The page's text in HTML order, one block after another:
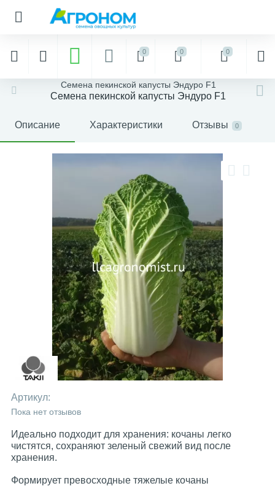
0 0 0
Семена пекинской капусты Эндуро F1
Семена пекинской капусты Эндуро F1
Описание Характеристики Отзывы 0
Артикул:
Пока нет отзывов
Идеально подходит для хранения: кочаны легко
чистятся, сохраняют зеленый свежий вид после
хранения.
Формирует превосходные тяжелые кочаны